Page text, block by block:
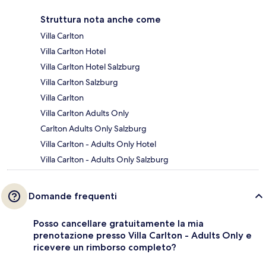
Struttura nota anche come
Villa Carlton
Villa Carlton Hotel
Villa Carlton Hotel Salzburg
Villa Carlton Salzburg
Villa Carlton
Villa Carlton Adults Only
Carlton Adults Only Salzburg
Villa Carlton - Adults Only Hotel
Villa Carlton - Adults Only Salzburg
Domande frequenti
Posso cancellare gratuitamente la mia
prenotazione presso Villa Carlton - Adults Only e
ricevere un rimborso completo?